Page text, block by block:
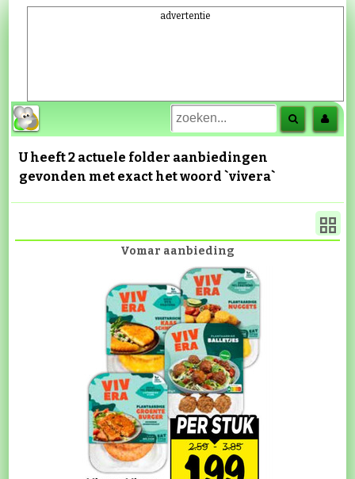
advertentie
U heeft 2 actuele folder aanbiedingen
gevonden met exact het woord`vivera`
Vomar aanbieding